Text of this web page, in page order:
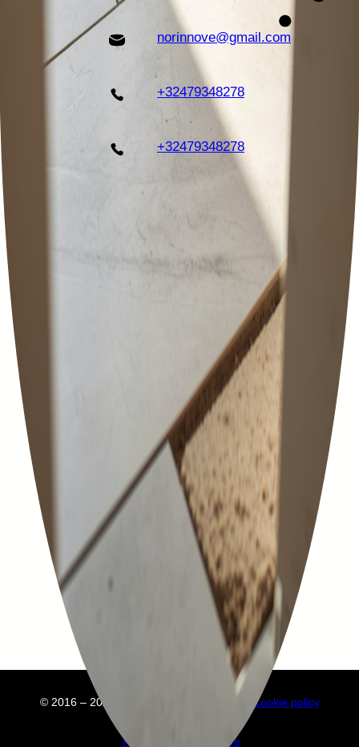
norinnove@gmail.com
+32479348278
+32479348278
© 2016 – 2025 Embuild Cookie policy
Privacy policy Annuaire